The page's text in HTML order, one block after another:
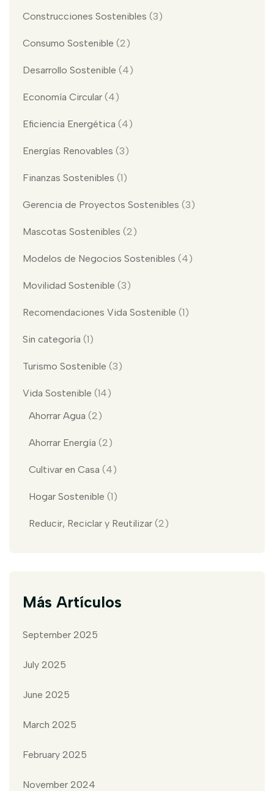
Construcciones Sostenibles (3)
Consumo Sostenible (2)
Desarrollo Sostenible (4)
Economía Circular (4)
Eficiencia Energética (4)
Energías Renovables (3)
Finanzas Sostenibles (1)
Gerencia de Proyectos Sostenibles (3)
Mascotas Sostenibles (2)
Modelos de Negocios Sostenibles (4)
Movilidad Sostenible (3)
Recomendaciones Vida Sostenible (1)
Sin categoría (1)
Turismo Sostenible (3)
Vida Sostenible (14)
Ahorrar Agua (2)
Ahorrar Energía (2)
Cultivar en Casa (4)
Hogar Sostenible (1)
Reducir, Reciclar y Reutilizar (2)
Más Artículos
September 2025
July 2025
June 2025
March 2025
February 2025
November 2024